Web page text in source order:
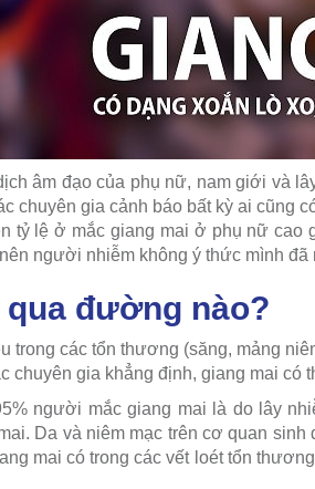
âm đạo của phụ nữ, nam giới và
chuyên gia cảnh báo bất kỳ ai cũng
tỷ lệ ở mắc giang mai ở phụ nữ cao
người nhiễm không ý thức mình đã
đường nào?
trong các tổn thương (săng, mảng
chuyên gia khẳng định, giang mai có
người mắc giang mai là do lây
Da và niêm mạc trên cơ quan
mai có trong các vết loét tổn